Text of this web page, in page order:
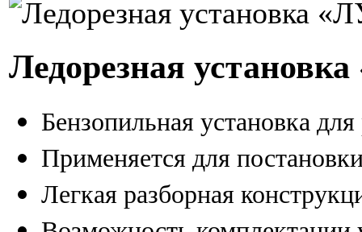
Ледорезная
Бензопильная установка
Применяется для
Легкая разборная